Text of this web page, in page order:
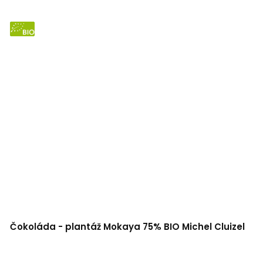
Čokoláda - plantáž Mokaya 75% BIO Michel Cluizel